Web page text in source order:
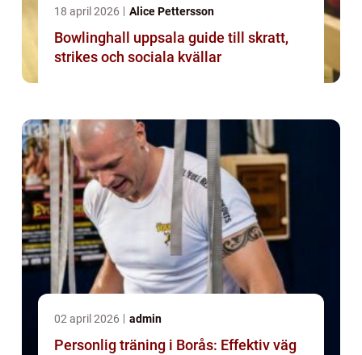
18 april 2026 Alice Pettersson
Bowlinghall uppsala guide till skratt,
strikes och sociala kvällar
02 april 2026 admin
Personlig träning i Borås: Effektiv väg